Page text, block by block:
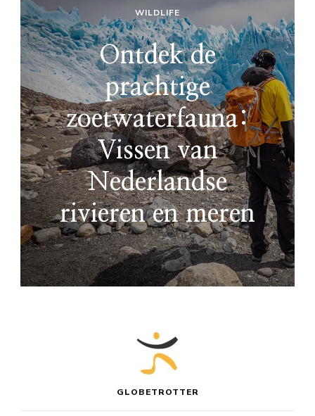
WILDLIFE
Ontdek de
prachtige
zoetwaterfauna:
Vissen van
Nederlandse
rivieren en meren
GLOBETROTTER